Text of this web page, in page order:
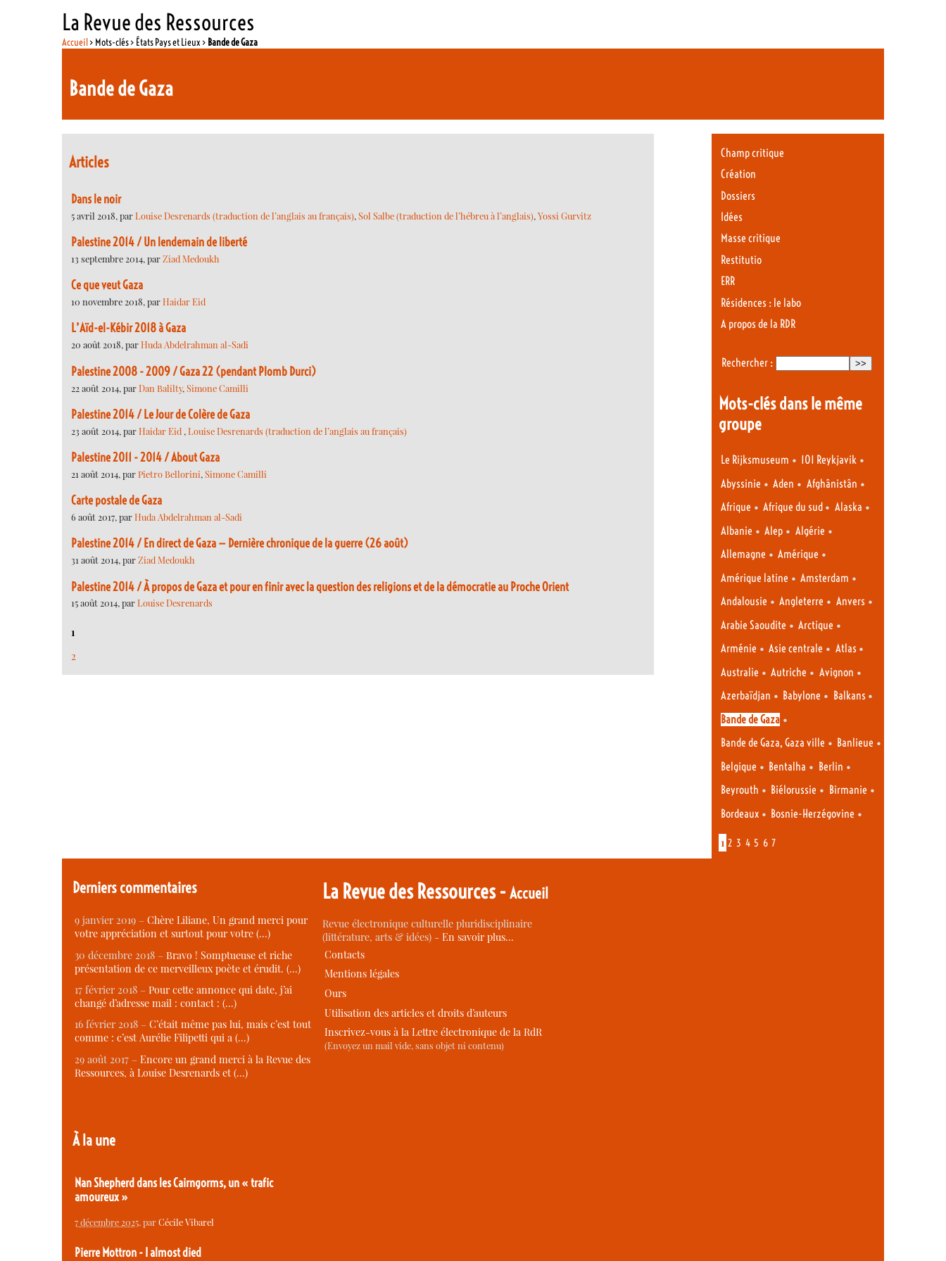
La Revue des Ressources
Accueil> Mots-clés > États Pays et Lieux > Bande de Gaza
Bande de Gaza
Articles
Dans le noir
5 avril 2018, parLouise Desrenards (traduction de l’anglais au français), Sol Salbe (traduction de l’hébreu à l’anglais), Yossi Gurvitz
Palestine 2014 / Un lendemain de liberté
13 septembre 2014, parZiad Medoukh
Ce que veut Gaza
10 novembre 2018, parHaidar Eid
L’Aïd-el-Kébir 2018 à Gaza
20 août 2018, parHuda Abdelrahman al-Sadi
Palestine 2008 - 2009 / Gaza 22 (pendant Plomb Durci)
22 août 2014, parDan Balilty, Simone Camilli
Palestine 2014 / Le Jour de Colère de Gaza
23 août 2014, parHaidar Eid , Louise Desrenards (traduction de l’anglais au français)
Palestine 2011 - 2014 / About Gaza
21 août 2014, parPietro Bellorini, Simone Camilli
Carte postale de Gaza
6 août 2017, parHuda Abdelrahman al-Sadi
Palestine 2014 / En direct de Gaza — Dernière chronique de la guerre (26 août)
31 août 2014, parZiad Medoukh
Palestine 2014 / À propos de Gaza et pour en finir avec la question des religions et de la démocratie au Proche Orient
15 août 2014, parLouise Desrenards
1
2
Champ critique
Création
Dossiers
Idées
Masse critique
Restitutio
ERR
Résidences : le labo
A propos de la RDR
Rechercher :
Mots-clés dans le même
groupe
Le Rijksmuseum • 101 Reykjavik •
Abyssinie • Aden • Afghânistân •
Afrique • Afrique du sud • Alaska •
Albanie • Alep • Algérie •
Allemagne • Amérique •
Amérique latine • Amsterdam •
Andalousie • Angleterre • Anvers•
Arabie Saoudite • Arctique •
Arménie • Asie centrale • Atlas •
Australie • Autriche • Avignon •
Azerbaïdjan • Babylone • Balkans •
Bande de Gaza •
Bande de Gaza, Gaza ville • Banlieue •
Belgique • Bentalha • Berlin •
Beyrouth • Biélorussie • Birmanie •
Bordeaux • Bosnie-Herzégovine •
1 2 3 4 5 6 7
Derniers commentaires
9 janvier 2019 – Chère Liliane, Un grand merci pour
votre appréciation et surtout pour votre (…)
30 décembre 2018 – Bravo ! Somptueuse et riche
présentation de ce merveilleux poète et érudit. (…)
17 février 2018 – Pour cette annonce qui date, j’ai
changé d’adresse mail : contact : (…)
16 février 2018 – C’était même pas lui, mais c’est tout
comme : c’est Aurélie Filipetti qui a (…)
29 août 2017 – Encore un grand merci à la Revue des
Ressources, à Louise Desrenards et (…)
À la une
Nan Shepherd dans les Cairngorms, un « trafic
amoureux »
7 décembre 2025, parCécile Vibarel
Pierre Mottron - I almost died
La Revue des Ressources -Accueil
Revue électronique culturelle pluridisciplinaire
(littérature, arts & idées) -En savoir plus…
Contacts
Mentions légales
Ours
Utilisation des articles et droits d’auteurs
Inscrivez-vous à la Lettre électronique de la RdR
(Envoyez un mail vide, sans objet ni contenu)